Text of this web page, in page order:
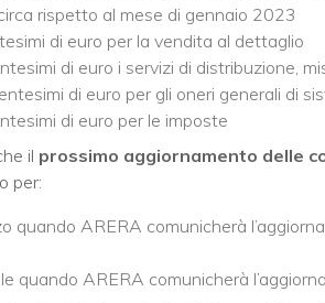
rispetto al mese di gennaio 2023
di euro per la vendita al dettaglio
di euro i servizi di distribuzione,
di euro per gli oneri generali di
di euro per le imposte
il prossimo aggiornamento delle
per:
quando ARERA comunicherà
quando ARERA comunicherà